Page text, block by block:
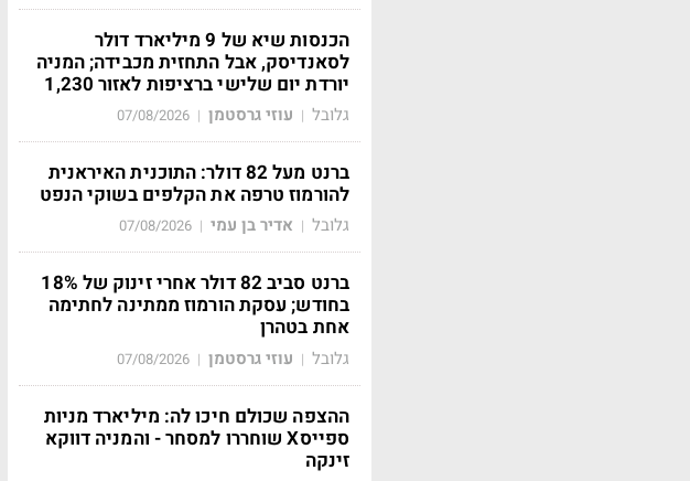
הכנסות שיא של 9 מיליארד דולר
לסאנדיסק, אבל התחזית מכבידה; המניה
יורדת יום שלישי ברציפות לאזור 1,230
גלובל | עוזי גרסטמן |
07/08/2026
ברנט מעל 82 דולר: התוכנית האיראנית
להורמוז טרפה את הקלפים בשוקי הנפט
גלובל | אדיר בן עמי |
07/08/2026
ברנט סביב 82 דולר אחרי זינוק של 18%
בחודש; עסקת הורמוז ממתינה לחתימה
אחת בטהרן
גלובל | עוזי גרסטמן |
07/08/2026
ההצפה שכולם חיכו לה: מיליארד מניות
ספייסX שוחררו למסחר - והמניה דווקא
זינקה